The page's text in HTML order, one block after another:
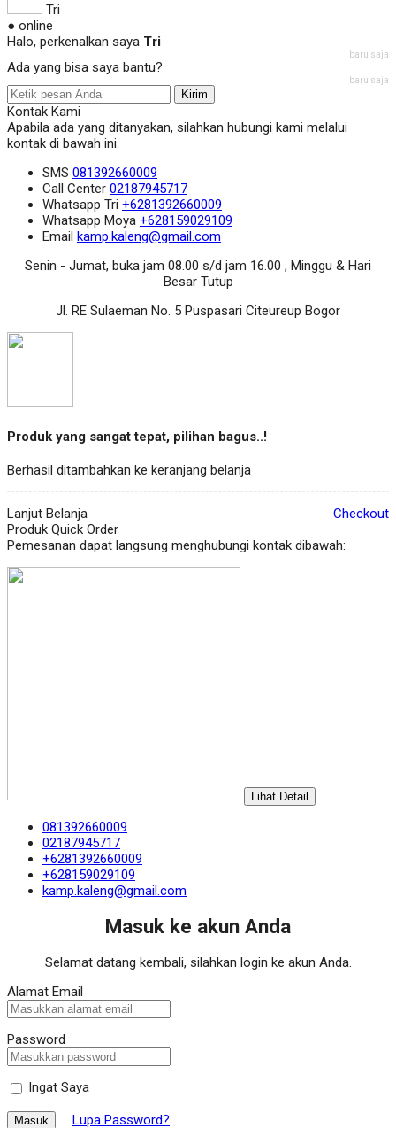
Tri
● online
Halo, perkenalkan saya Tri
baru saja
Ada yang bisa saya bantu?
baru saja
Kirim
Kontak Kami
Apabila ada yang ditanyakan, silahkan hubungi kami melalui
kontak di bawah ini.
SMS 081392660009
Call Center 02187945717
Whatsapp Tri +6281392660009
Whatsapp Moya +628159029109
Email kamp.kaleng@gmail.com
Senin - Jumat, buka jam 08.00 s/d jam 16.00 , Minggu & Hari
Besar Tutup
Jl. RE Sulaeman No. 5 Puspasari Citeureup Bogor
Produk yang sangat tepat, pilihan bagus..!
Berhasil ditambahkan ke keranjang belanja
Lanjut Belanja
Checkout
Produk Quick Order
Pemesanan dapat langsung menghubungi kontak dibawah:
Lihat Detail
081392660009
02187945717
+6281392660009
+628159029109
kamp.kaleng@gmail.com
Masuk ke akun Anda
Selamat datang kembali, silahkan login ke akun Anda.
Alamat Email
Password
Ingat Saya
Masuk Lupa Password?